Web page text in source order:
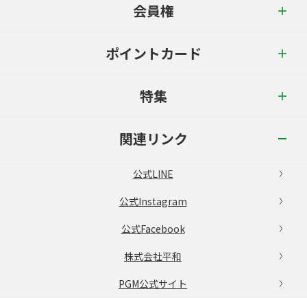
会員権
ポイントカード
特集
関連リンク
公式LINE
公式Instagram
公式Facebook
株式会社平和
PGM公式サイト